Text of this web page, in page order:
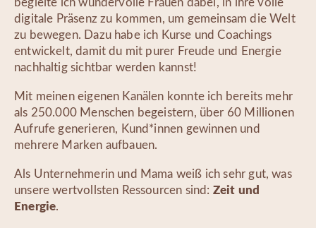
digitale Präsenz zu kommen, um gemeinsam die Welt
zu bewegen. Dazu habe ich Kurse und Coachings
entwickelt, damit du mit purer Freude und Energie
nachhaltig sichtbar werden kannst!
Mit meinen eigenen Kanälen konnte ich bereits mehr
als 250.000 Menschen begeistern, über 60 Millionen
Aufrufe generieren, Kund*innen gewinnen und
mehrere Marken aufbauen.
Als Unternehmerin und Mama weiß ich sehr gut, was
unsere wertvollsten Ressourcen sind: Zeit und
Energie.